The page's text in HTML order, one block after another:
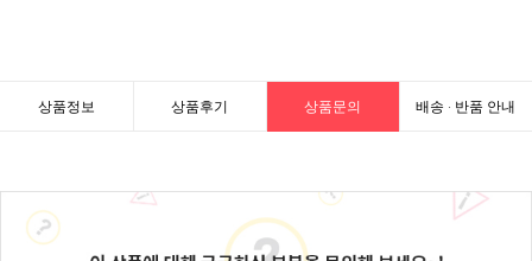
상품정보 상품후기 상품문의 배송 · 반품 안내